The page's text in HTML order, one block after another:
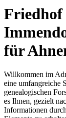
Friedhof
für
Willkommen im
eine umfangreiche
genealogischen
es Ihnen, gezielt
Informationen